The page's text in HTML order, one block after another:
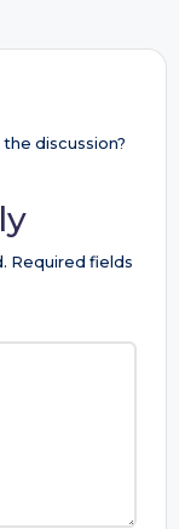
discussion?
Required fields